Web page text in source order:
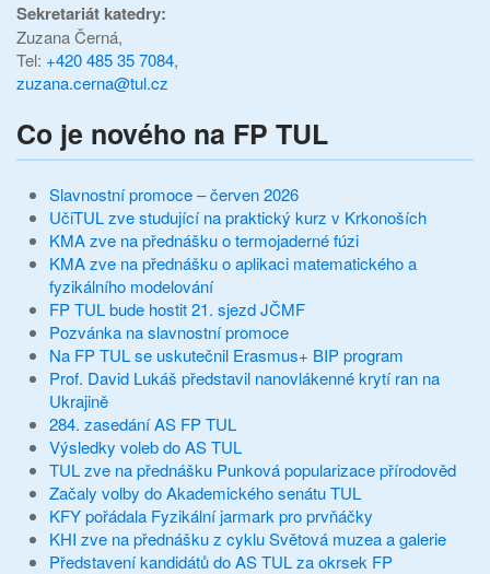
Sekretariát katedry:
Zuzana Černá,
Tel: +420 485 35 7084,
zuzana.cerna@tul.cz
Co je nového na FP TUL
Slavnostní promoce – červen 2026
UčiTUL zve studující na praktický kurz v Krkonoších
KMA zve na přednášku o termojaderné fúzi
KMA zve na přednášku o aplikaci matematického a
fyzikálního modelování
FP TUL bude hostit 21. sjezd JČMF
Pozvánka na slavnostní promoce
Na FP TUL se uskutečnil Erasmus+ BIP program
Prof. David Lukáš představil nanovlákenné krytí ran na
Ukrajině
284. zasedání AS FP TUL
Výsledky voleb do AS TUL
TUL zve na přednášku Punková popularizace přírodověd
Začaly volby do Akademického senátu TUL
KFY pořádala Fyzikální jarmark pro prvňáčky
KHI zve na přednášku z cyklu Světová muzea a galerie
Představení kandidátů do AS TUL za okrsek FP